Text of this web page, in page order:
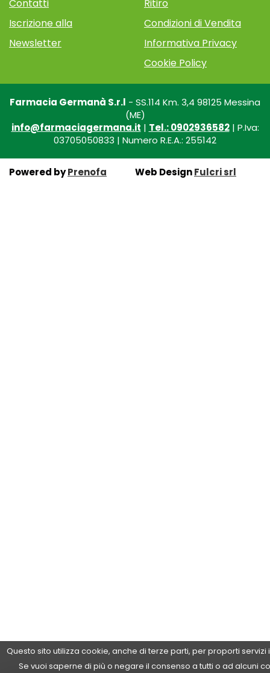
Questo sito utilizza cookie, anche di terze parti, per proporti
Se vuoi saperne di più o negare il consenso a tutti o ad alcuni
Contatti
Iscrizione alla
Newsletter
Ritiro
Condizioni di Vendita
Informativa Privacy
Cookie Policy
Farmacia Germanà S.r.l - SS.114 Km. 3,4 98125 Messina
(ME)
info@farmaciagermana.it | Tel.: 0902936582| P.Iva:
03705050833 | Numero R.E.A.: 255142
Powered byPrenofa Web DesignFulcri srl